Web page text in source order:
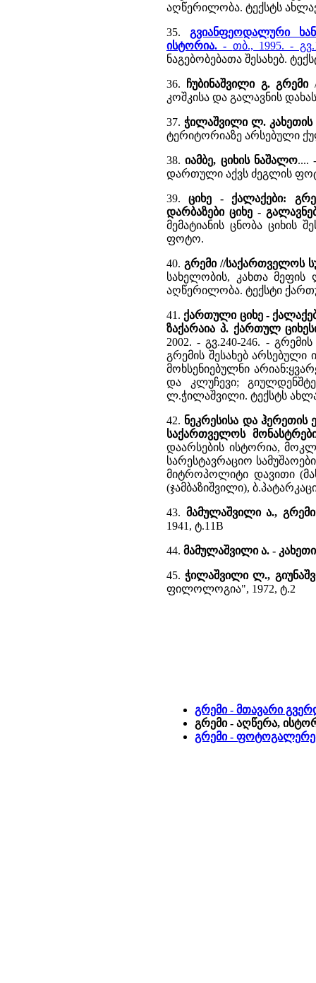
აღწერილობა. ტექსტს
35. გვიანფეოდალური
ისტორია. - თბ., 1995. -
ნაგებობებათა შესახებ.
36. ჩუბინაშვილი გ. გრემი
კოშკისა და გალავნის
37.ჭილაშვილი ლ. კახეთის
ტერიტორიაზე არსებული
38.იამბე, ციხის ნაშალო....
დართული აქვს ძეგლის
39.ციხე - ქალაქები:
დარბაზები ციხე -
მემატიანის ცნობა ციხის
ფოტო.
40.გრემი //საქართველოს
სახელობის, კახთა მეფის
აღწერილობა. ტექსტი
41. ქართული ციხე -
ზაქარაია პ. ქართულ
2002. - გვ.240-246. -
გრემის შესახებ
მოხსენიებულნი
და კლუჩევი;
ლ.ჭილაშვილი. ტექსტს
42. ნეკრესისა და ჰერეთის
საქართველოს
დაარსების ისტორია,
სარესტავრაციო
მიტროპოლიტი დავითი
(ჯამბაზიშვილი),
43. მამულაშვილი ა.,
1941, ტ.11B
44. მამულაშვილი ა. -
45.ჭილაშვილი ლ.,
ფილოლოგია", 1972, ტ.2
გრემი - მთავარი
გრემი - აღწერა,
გრემი -